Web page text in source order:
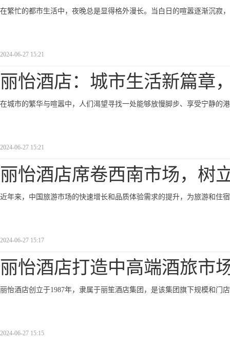
在繁忙的都市生活中，夜晚总是显得格外漫长。当白日的喧嚣逐渐沉寂
2024-06-27 15:21
丽怡酒店：城市生活新篇章
在城市的繁华与喧嚣中，人们渴望寻找一处能够放慢脚步、享受宁静的
2024-06-27 15:21
丽怡酒店席卷西南市场，树
近年来，中国旅游市场的快速增长和品质体验需求的提升，为旅游和住
2024-06-27 15:17
丽怡酒店打造中高端酒旅市
丽怡酒店创立于1987年，隶属于丽笙酒店集团，是该集团旗下规模和门
2024-06-27 15:15